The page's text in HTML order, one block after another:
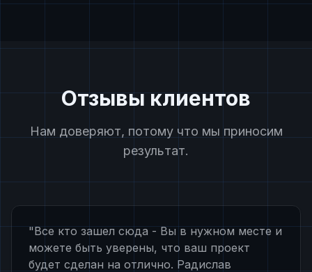
Отзывы клиентов
Нам доверяют, потому что мы приносим
результат.
"Все кто зашел сюда - Вы в нужном месте и
можете быть уверены, что ваш проект
будет сделан на отлично. Радислав